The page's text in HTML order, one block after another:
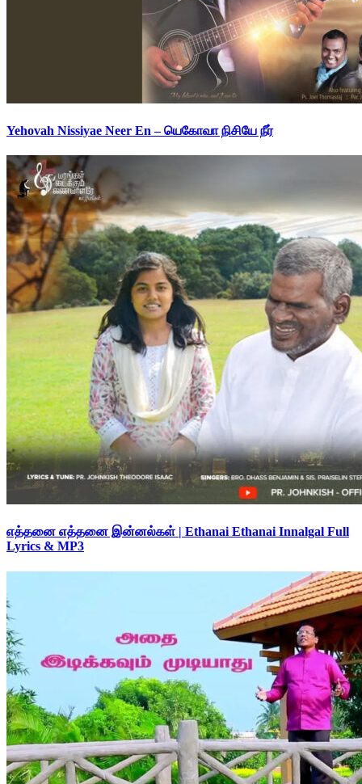
Yehovah Nissiyae Neer En – யெகோவா நிசியே நீர்
எத்தனை எத்தனை இன்னல்கள் | Ethanai Ethanai Innalgal Full
Lyrics & MP3